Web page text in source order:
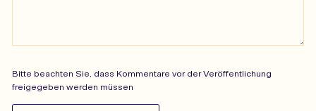
Bitte beachten Sie, dass Kommentare vor der Veröffentlichung
freigegeben werden müssen